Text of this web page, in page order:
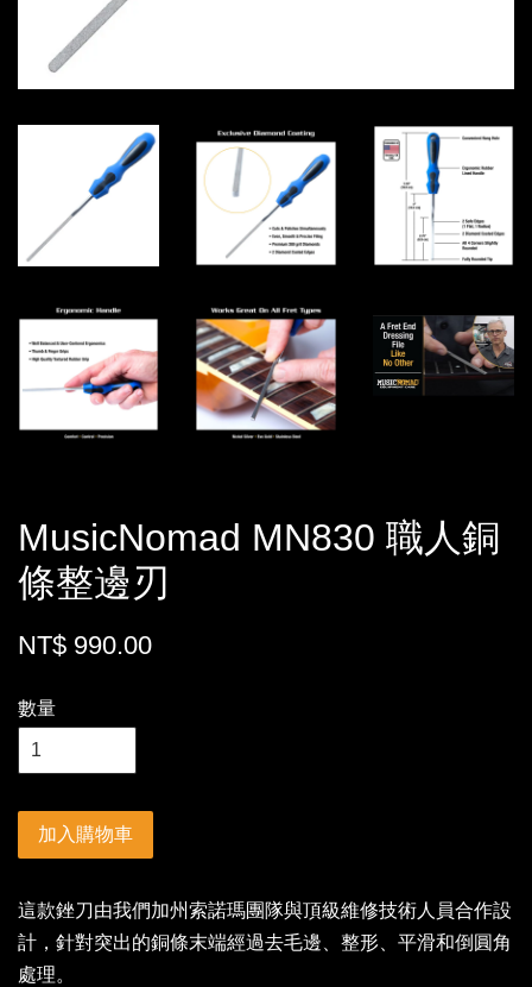
MusicNomad MN830 職人銅
條整邊刃
NT$ 990.00
數量
加入購物車
這款銼刀由我們加州索諾瑪團隊與頂級維修技術人員合作設
計，針對突出的銅條末端經過去毛邊、整形、平滑和倒圓角
處理。